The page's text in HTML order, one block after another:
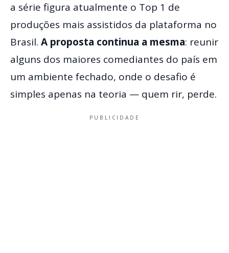
a série figura atualmente o Top 1 de
produções mais assistidos da plataforma no
Brasil. A proposta continua a mesma: reunir
alguns dos maiores comediantes do país em
um ambiente fechado, onde o desafio é
simples apenas na teoria — quem rir, perde.
PUBLICIDADE